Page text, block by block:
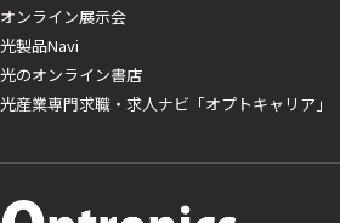
オンライン展示会
光製品Navi
光のオンライン書店
光産業専門求職・求人ナビ「オプトキャリア」